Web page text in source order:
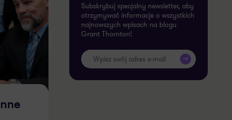
Subskrybuj specjalny newsletter, aby
otrzymywać informacje o wszystkich
najnowszych wpisach na blogu
Grant Thornton!
>>